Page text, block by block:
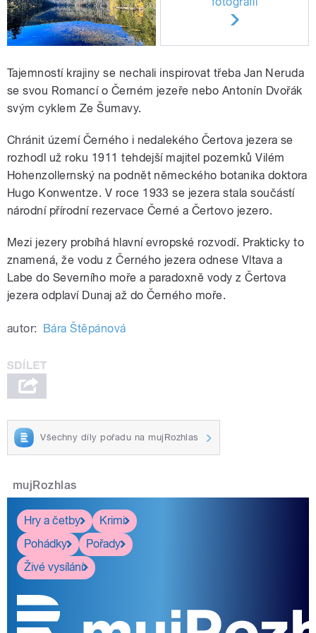
Tajemností krajiny se nechali inspirovat třeba Jan Neruda
se svou Romancí o Černém jezeře nebo Antonín Dvořák
svým cyklem Ze Šumavy.
Chránit území Černého i nedalekého Čertova jezera se
rozhodl už roku 1911 tehdejší majitel pozemků Vilém
Hohenzollernský na podnět německého botanika doktora
Hugo Konwentze. V roce 1933 se jezera stala součástí
národní přírodní rezervace Černé a Čertovo jezero.
Mezi jezery probíhá hlavní evropské rozvodí. Prakticky to
znamená, že vodu z Černého jezera odnese Vltava a
Labe do Severního moře a paradoxně vody z Čertova
jezera odplaví Dunaj až do Černého moře.
autor: Bára Štěpánová
Všechny díly pořadu na mujRozhlas
mujRozhlas
Hry a četby
Krimi
Pohádky
Pořady
Živé vysílání